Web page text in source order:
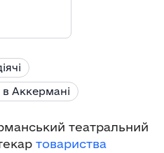
Аккермані
театральний
товариства